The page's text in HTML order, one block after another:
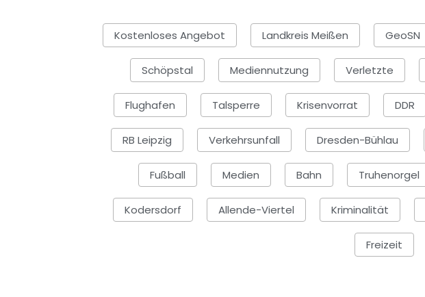
Kostenloses Angebot Landkreis Meißen GeoSN
Schöpstal Mediennutzung Verletzte
Flughafen Talsperre Krisenvorrat DDR
RB Leipzig Verkehrsunfall Dresden-Bühlau
Fußball Medien Bahn Truhenorgel
Kodersdorf Allende-Viertel Kriminalität
Freizeit